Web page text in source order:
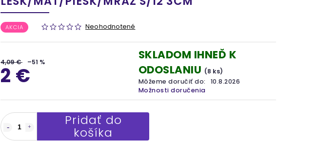
AKCIA Neohodnotené
4,09 € –51 %
2 €
SKLADOM IHNEĎ K
ODOSLANIU (8 ks)
Môžeme doručiť do:
10.8.2026
Možnosti doručenia
Pridať do
košíka